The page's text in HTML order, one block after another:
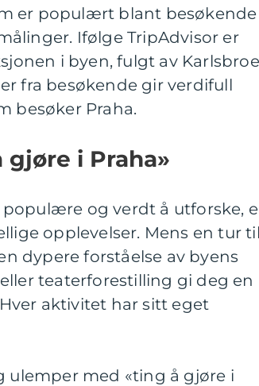
er populært blant besøkende
Ifølge TripAdvisor er
i byen, fulgt av
fra besøkende gir verdifull
besøker Praha.
i Praha»
og verdt å utforske,
opplevelser. Mens en tur til
dypere forståelse av byens
teaterforestilling gi deg en
aktivitet har sitt eget
ulemper med «ting å gjøre i